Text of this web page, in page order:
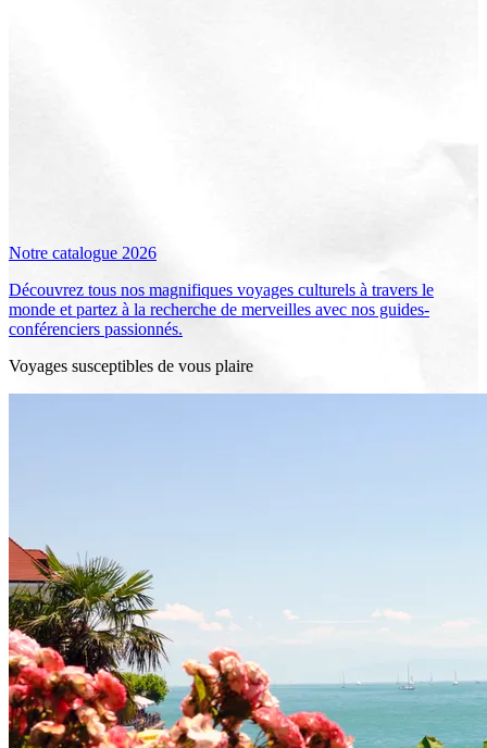
Notre catalogue 2026
Découvrez tous nos magnifiques voyages culturels à travers le
monde et partez à la recherche de merveilles avec nos guides-
conférenciers passionnés.
Voyages susceptibles de vous plaire